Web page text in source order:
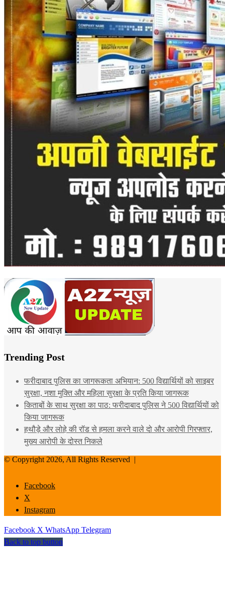
Trending Post
फरीदाबाद पुलिस का जागरूकता अभियान: 500 विद्यार्थियों को साइबर
सुरक्षा, नशा मुक्ति और महिला सुरक्षा के प्रति किया जागरूक
किताबों के साथ सुरक्षा का पाठ: फरीदाबाद पुलिस ने 500 विद्यार्थियों को
किया जागरूक
हथौड़े और लोहे की रॉड से हमला करने वाले दो और आरोपी गिरफ्तार,
मुख्य आरोपी के दोस्त निकले
© Copyright 2026, All Rights Reserved |
Facebook
X
Instagram
Facebook X WhatsApp Telegram
Back to top button